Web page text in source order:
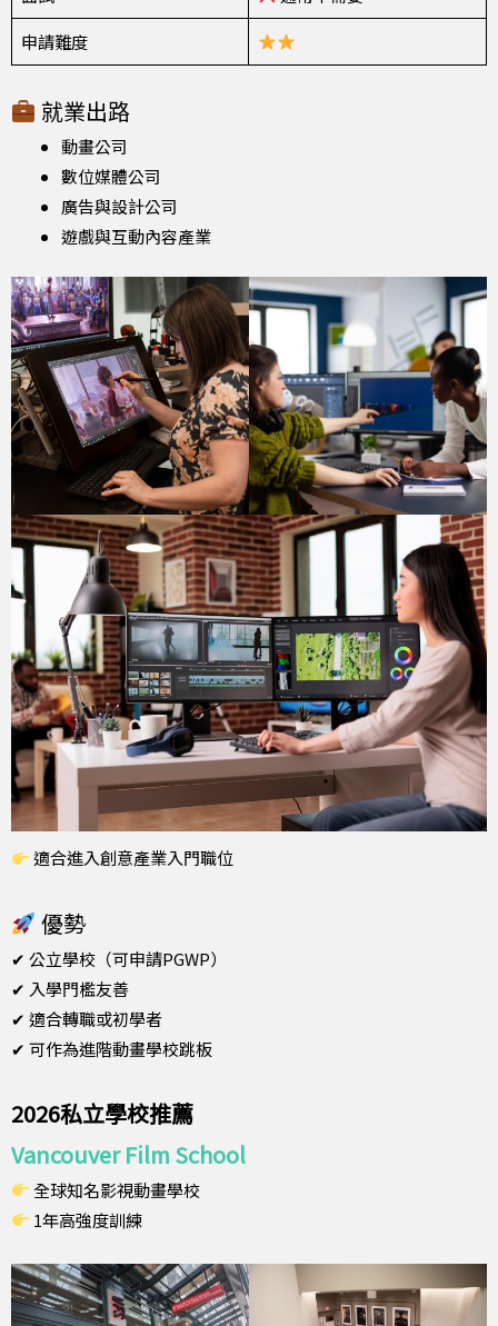
申請難度
就業出路
動畫公司
數位媒體公司
廣告與設計公司
遊戲與互動內容產業
適合進入創意產業入門職位
優勢
✔ 公立學校（可申請PGWP）
✔ 入學門檻友善
✔ 適合轉職或初學者
✔ 可作為進階動畫學校跳板
2026私立學校推薦
Vancouver Film School
全球知名影視動畫學校
1年高強度訓練